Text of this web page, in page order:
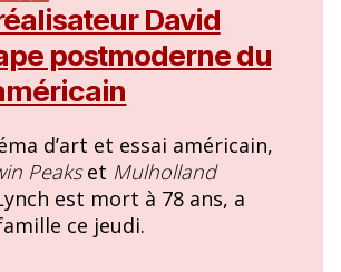
David
postmoderne du
d’art et essai américain,
Peakset Mulholland
est mort à 78 ans, a
ce jeudi.